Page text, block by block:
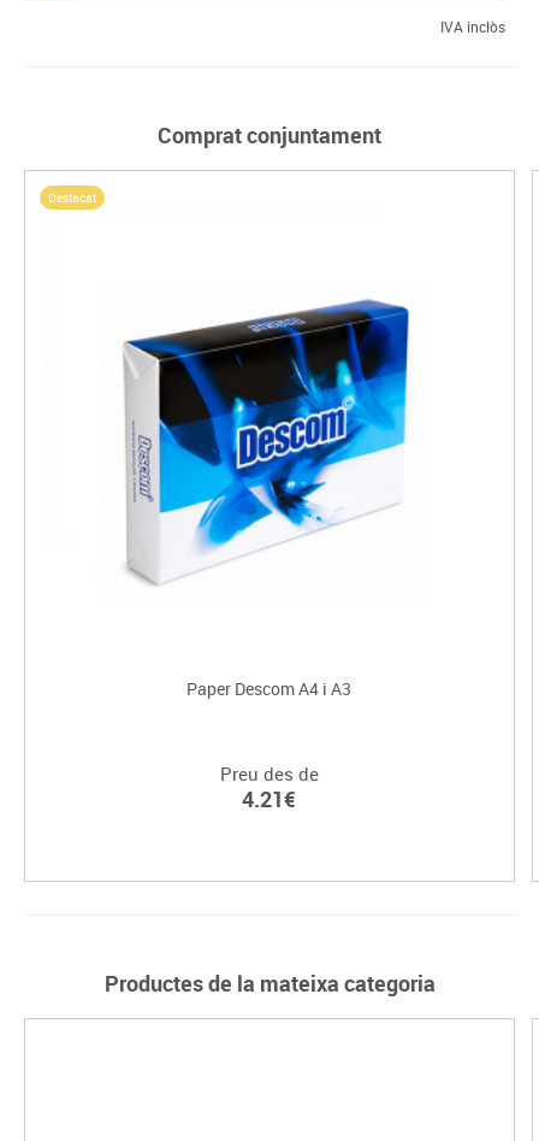
IVA inclòs
Comprat conjuntament
Destacat
Paper Descom A4 i A3
Preu des de
4.21€
Productes de la mateixa categoria